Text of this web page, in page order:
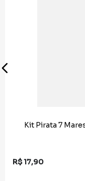
Kit Pirata 7
R$17,90